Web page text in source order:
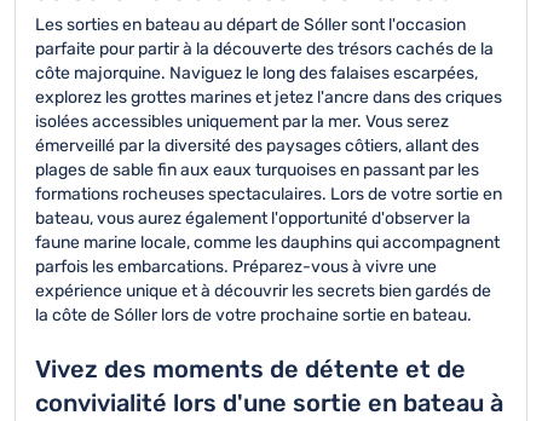
Les sorties en bateau au départ de Sóller sont l'occasion
parfaite pour partir à la découverte des trésors cachés de la
côte majorquine. Naviguez le long des falaises escarpées,
explorez les grottes marines et jetez l'ancre dans des criques
isolées accessibles uniquement par la mer. Vous serez
émerveillé par la diversité des paysages côtiers, allant des
plages de sable fin aux eaux turquoises en passant par les
formations rocheuses spectaculaires. Lors de votre sortie en
bateau, vous aurez également l'opportunité d'observer la
faune marine locale, comme les dauphins qui accompagnent
parfois les embarcations. Préparez-vous à vivre une
expérience unique et à découvrir les secrets bien gardés de
la côte de Sóller lors de votre prochaine sortie en bateau.
Vivez des moments de détente et de
convivialité lors d'une sortie en bateau à